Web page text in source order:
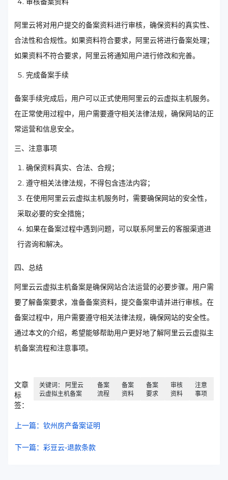
阿里云将对用户提交的备案资料进行审核，确保资料的真实性、
合法性和合规性。如果资料符合要求，阿里云将进行备案处理；
如果资料不符合要求，阿里云将通知用户进行修改和完善。
完成备案手续
备案手续完成后，用户可以正式使用阿里云的云虚拟主机服务。
在正常使用过程中，用户需要遵守相关法律法规，确保网站的正
常运营和信息安全。
三、注意事项
确保资料真实、合法、合规；
遵守相关法律法规，不得包含违法内容；
在使用阿里云云虚拟主机服务时，需要确保网站的安全性，
采取必要的安全措施；
如果在备案过程中遇到问题，可以联系阿里云的客服渠道进
行咨询和解决。
四、总结
阿里云云虚拟主机备案是确保网站合法运营的必要步骤。用户需
要了解备案要求，准备备案资料，提交备案申请并进行审核。在
备案过程中，用户需要遵守相关法律法规，确保网站的安全性。
通过本文的介绍，希望能够帮助用户更好地了解阿里云云虚拟主
机备案流程和注意事项。
文章
标
签：
关键词： 阿里云
云虚拟主机备案
备案
流程
备案
资料
备案
要求
审核
资料
注意
事项
上一篇：钦州房产备案证明
下一篇：彩豆云-退款条款